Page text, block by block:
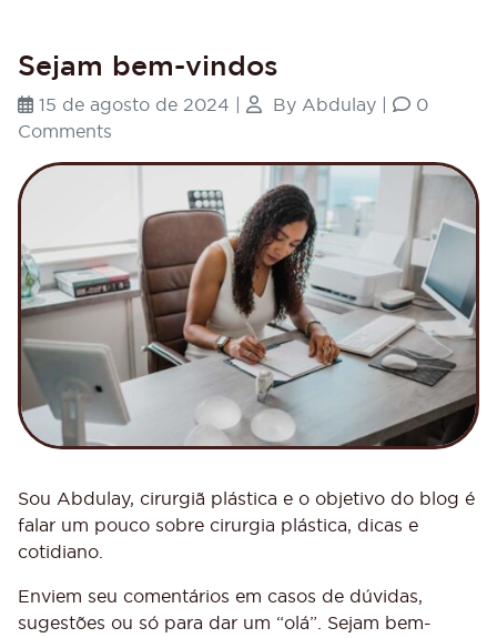
Sejam bem-vindos
15 de agosto de 2024 | By Abdulay |
0
Comments
Sou Abdulay, cirurgiã plástica e o objetivo do blog é
falar um pouco sobre cirurgia plástica, dicas e
cotidiano.
Enviem seu comentários em casos de dúvidas,
sugestões ou só para dar um “olá”. Sejam bem-